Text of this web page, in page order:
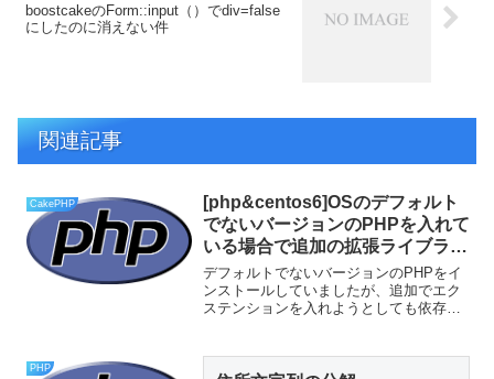
boostcakeのForm::input（）でdiv=false
にしたのに消えない件
関連記事
CakePHP
[php&centos6]OSのデフォルト
でないバージョンのPHPを入れて
いる場合で追加の拡張ライブラリ
を入れる時の注意
デフォルトでないバージョンのPHPをイ
ンストールしていましたが、追加でエク
ステンションを入れようとしても依存性
バージョンに合わせて勝手に探してくれ
PHP